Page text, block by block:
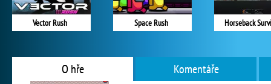
Vector Rush Space Rush Horseback
O hře Komentáře